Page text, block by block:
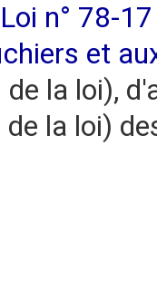
Loi n° 78-
et
la loi),
la loi)